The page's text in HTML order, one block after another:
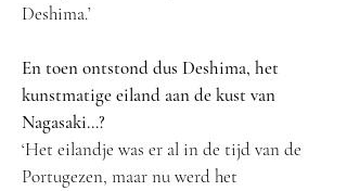
Deshima.’
En toen ontstond dus Deshima, het
kunstmatige eiland aan de kust van
Nagasaki…?
‘Het eilandje was er al in de tijd van de
Portugezen, maar nu werd het